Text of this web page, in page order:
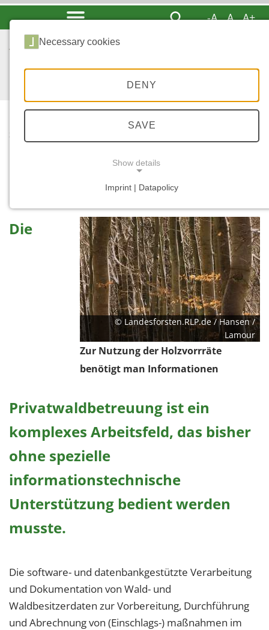
-A A A+
STARTSEITE
© Landesforsten.RLP.de / Hansen /
Lamour
Zur Nutzung der Holzvorrräte
benötigt man Informationen
Die
Privatwaldbetreuung ist ein
komplexes Arbeitsfeld, das bisher
ohne spezielle
informationstechnische
Unterstützung bedient werden
musste.
Die software- und datenbankgestützte Verarbeitung
und Dokumentation von Wald- und
Waldbesitzerdaten zur Vorbereitung, Durchführung
und Abrechnung von (Einschlags-) maßnahmen im
Necessary cookies
DENY
SAVE
Show details
Imprint | Datapolicy